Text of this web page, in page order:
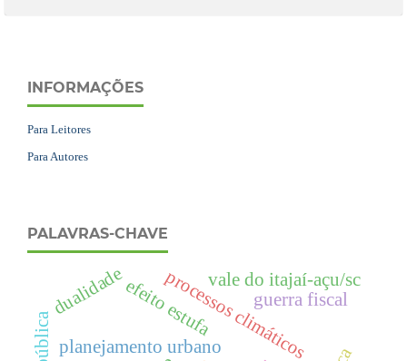
INFORMAÇÕES
Para Leitores
Para Autores
PALAVRAS-CHAVE
planejamento urbanoprocessos climáticos
guerra fiscal
efeito estufavale do itajaí-açu/sc
dualidade